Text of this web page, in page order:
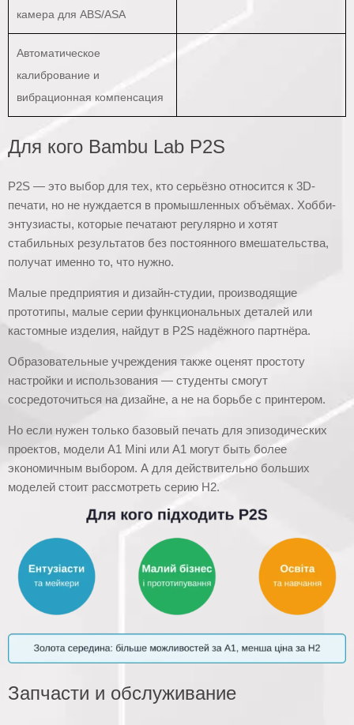
камера для ABS/ASA
Автоматическое
калибрование и
вибрационная компенсация
Для кого Bambu Lab P2S
P2S — это выбор для тех, кто серьёзно относится к 3D-
печати, но не нуждается в промышленных объёмах. Хобби-
энтузиасты, которые печатают регулярно и хотят
стабильных результатов без постоянного вмешательства,
получат именно то, что нужно.
Малые предприятия и дизайн-студии, производящие
прототипы, малые серии функциональных деталей или
кастомные изделия, найдут в P2S надёжного партнёра.
Образовательные учреждения также оценят простоту
настройки и использования — студенты смогут
сосредоточиться на дизайне, а не на борьбе с принтером.
Но если нужен только базовый печать для эпизодических
проектов, модели A1 Mini или A1 могут быть более
экономичным выбором. А для действительно больших
моделей стоит рассмотреть серию H2.
Запчасти и обслуживание